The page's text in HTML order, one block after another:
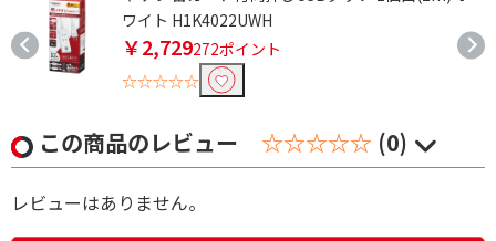
ワイト H1K4022UWH
￥2,729272ポイント
☆☆☆☆☆
この商品のレビュー ☆☆☆☆☆ (0)
レビューはありません。